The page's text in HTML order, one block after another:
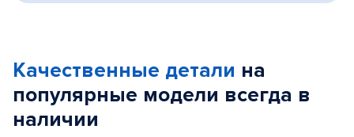
Качественные детали на
популярные модели всегда в
наличии